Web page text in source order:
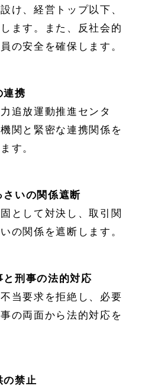
け、経営トップ以下、
ます。また、反社会的
の安全を確保します。
連携
追放運動推進センタ
関と緊密な連携関係を
す。
いの関係遮断
として対決し、取引関
の関係を遮断します。
刑事の法的対応
当要求を拒絶し、必要
の両面から法的対応を
禁止